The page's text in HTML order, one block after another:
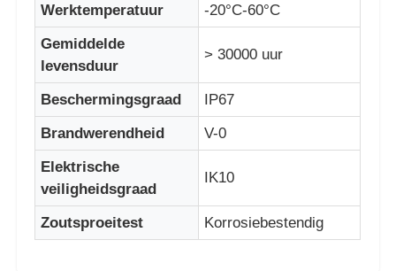
Offerte Aanvragen
LED -maasscherm
LED -gaasdisplay
LED transparant filmscherm
Werktemperatuur
-20°C-60°C
Gemiddelde
levensduur
> 30000 uur
Beschermingsgraad
IP67
Brandwerendheid
V-0
Elektrische
veiligheidsgraad
IK10
Zoutsproeitest Korrosiebestendig